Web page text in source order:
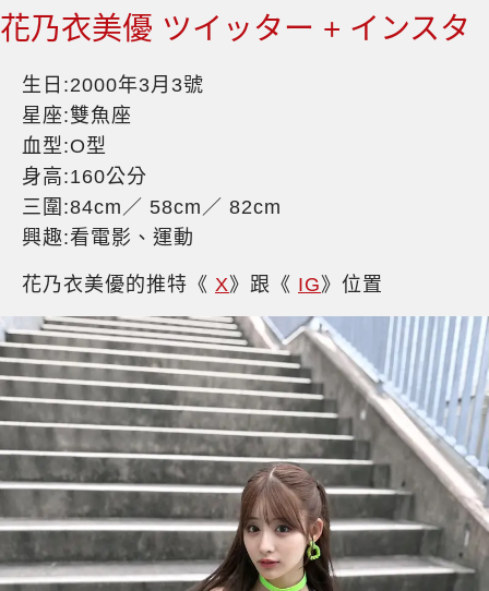
花乃衣美優 ツイッター + インスタ
生日:2000年3月3號
星座:雙魚座
血型:O型
身高:160公分
三圍:84cm／ 58cm／ 82cm
興趣:看電影、運動
花乃衣美優的推特《 X》跟《 IG》位置